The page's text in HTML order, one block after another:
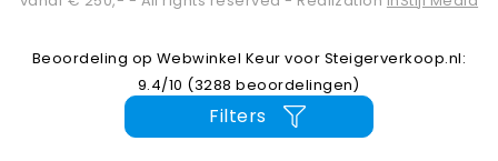
Filters
Beoordeling op Webwinkel Keur voor Steigerverkoop.nl:
9.4/10 (3288 beoordelingen)